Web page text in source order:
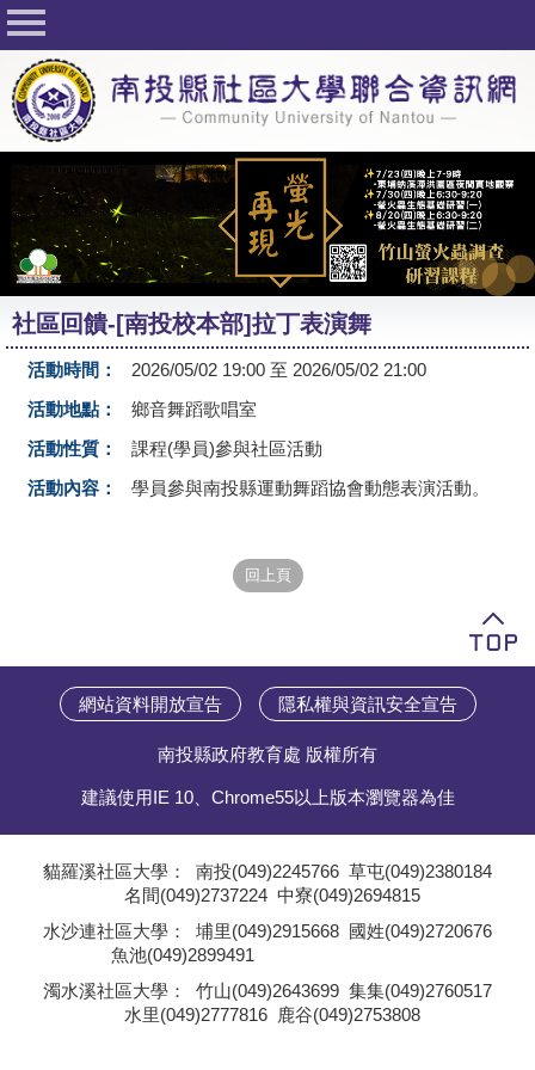
回首頁
關於社大
公佈欄
行事曆
最新活動
活動花絮
課程一覽表
志工與社團
友站連結
校務行政
社區回饋-[南投校本部]拉丁表演舞
活動時間：
2026/05/02 19:00 至 2026/05/02 21:00
活動地點：
鄉音舞蹈歌唱室
活動性質：
課程(學員)參與社區活動
活動內容：
學員參與南投縣運動舞蹈協會動態表演活動。
網站資料開放宣告 隱私權與資訊安全宣告
南投縣政府教育處 版權所有
建議使用IE 10、Chrome55以上版本瀏覽器為佳
貓羅溪社區大學： 南投(049)2245766 草屯(049)2380184
名間(049)2737224 中寮(049)2694815
水沙連社區大學： 埔里(049)2915668 國姓(049)2720676
魚池(049)2899491
濁水溪社區大學： 竹山(049)2643699 集集(049)2760517
水里(049)2777816 鹿谷(049)2753808